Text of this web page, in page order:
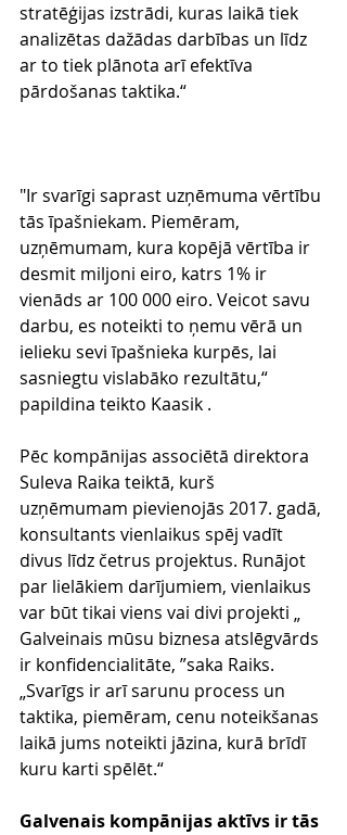
stratēģijas izstrādi, kuras laikā tiek
analizētas dažādas darbības un līdz
ar to tiek plānota arī efektīva
pārdošanas taktika.“
"Ir svarīgi saprast uzņēmuma vērtību
tās īpašniekam. Piemēram,
uzņēmumam, kura kopējā vērtība ir
desmit miljoni eiro, katrs 1% ir
vienāds ar 100 000 eiro. Veicot savu
darbu, es noteikti to ņemu vērā un
ielieku sevi īpašnieka kurpēs, lai
sasniegtu vislabāko rezultātu,“
papildina teikto Kaasik .
Pēc kompānijas associētā direktora
Suleva Raika teiktā, kurš
uzņēmumam pievienojās 2017. gadā,
konsultants vienlaikus spēj vadīt
divus līdz četrus projektus. Runājot
par lielākiem darījumiem, vienlaikus
var būt tikai viens vai divi projekti „
Galveinais mūsu biznesa atslēgvārds
ir konfidencialitāte, ”saka Raiks.
„Svarīgs ir arī sarunu process un
taktika, piemēram, cenu noteikšanas
laikā jums noteikti jāzina, kurā brīdī
kuru karti spēlēt.“
Galvenais kompānijas aktīvs ir tās